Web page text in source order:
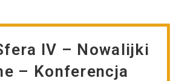
IV – Nowalijki
– Konferencja